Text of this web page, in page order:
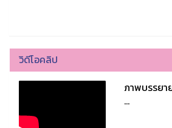
วิดีโอคลิป
ภาพบรรย
...